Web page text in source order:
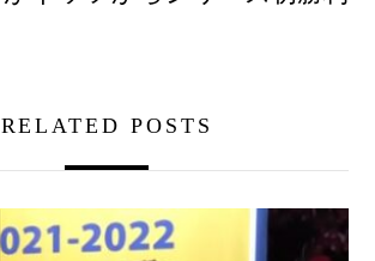
RELATED POSTS